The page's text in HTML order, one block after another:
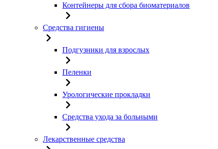
Контейнеры для сбора биоматериалов
Средства гигиены
Подгузники для взрослых
Пеленки
Урологические прокладки
Средства ухода за больными
Лекарственные средства